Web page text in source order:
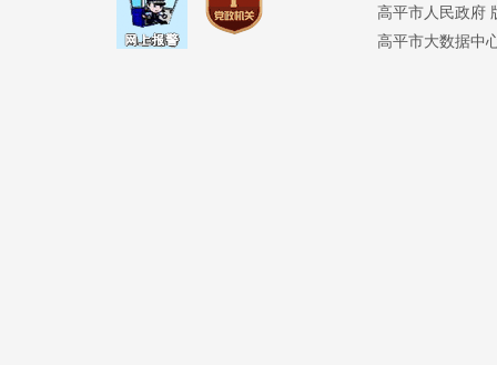
高平市人民政府
高平市大数据